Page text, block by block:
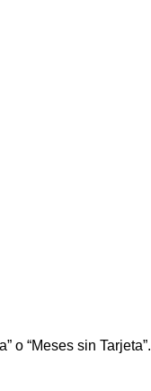
o “Meses sin Tarjeta”.